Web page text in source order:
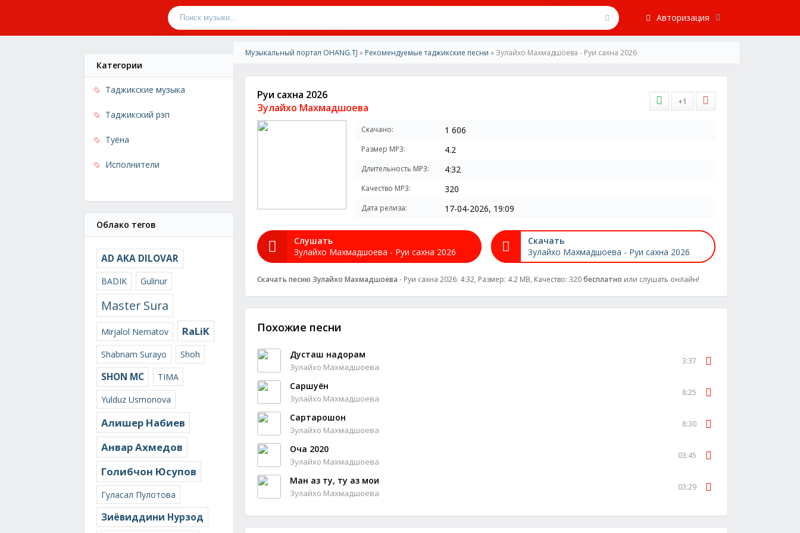
Авторизация
Категории
Таджикские музыка
Таджикский рэп
Туёна
Исполнители
Облако тегов
AD AKA DILOVAR
BADIK Gulinur
Master Sura
Mirjalol Nematov RaLiK
Shabnam Surayo Shoh
SHON MC
TIMA
Yulduz Usmonova
Алишер Набиев
Анвар Ахмедов
Голибчон Юсупов
Гуласал Пулотова
Зиёвиддини Нурзод
Музыкальный портал OHANG.TJ » Рекомендуемые таджикские песни » Зулайхо Махмадшоева - Руи сахна 2026
Руи сахна 2026
Зулайхо Махмадшоева
+1
Скачано: 1 606
Размер MP3: 4.2
Длительность MP3: 4:32
Качество MP3: 320
Дата релиза: 17-04-2026, 19:09
Слушать
Зулайхо Махмадшоева - Руи сахна 2026
Скачать
Зулайхо Махмадшоева - Руи сахна 2026
Скачать песню Зулайхо Махмадшоева - Руи сахна 2026: 4:32, Размер: 4.2 MB, Качество: 320бесплатно или слушать онлайн!
Похожие песни
Дусташ надорам
Зулайхо Махмадшоева
3:37
Саршуён
Зулайхо Махмадшоева
8:25
Сартарошон
Зулайхо Махмадшоева
8:30
Оча 2020
Зулайхо Махмадшоева
03:45
Ман аз ту, ту аз мои
Зулайхо Махмадшоева
03:29